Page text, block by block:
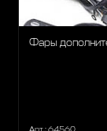
Фары
Арт.: 64560